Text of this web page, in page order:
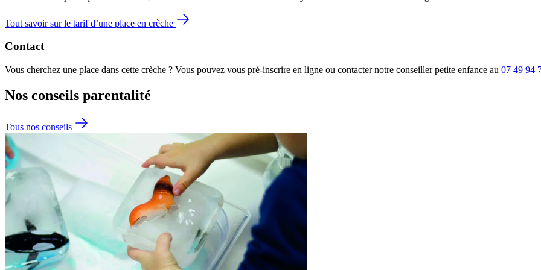
Tout savoir sur le tarif d’une place en crèche
Contact
Vous cherchez une place dans cette crèche ? Vous pouvez vous pré-inscrire en ligne ou contacter notre conseiller petite enfance au 07 49 94
Nos conseils parentalité
Tous nos conseils